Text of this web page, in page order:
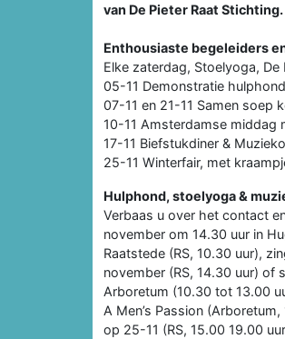
van De Pieter Raat Stichting.
Enthousiaste begeleiders
Elke zaterdag, Stoelyoga, De
05-11 Demonstratie
07-11 en 21-11 Samen soep
10-11 Amsterdamse middag
17-11 Biefstukdiner &
25-11 Winterfair, met
Hulphond, stoelyoga &
Verbaas u over het contact
november om 14.30 uur in
Raatstede (RS, 10.30 uur),
november (RS, 14.30 uur) of
Arboretum (10.30 tot 13.00
A Men’s Passion
op 25-11 (RS, 15.00 19.00